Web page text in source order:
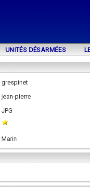
UNITÉS DÉSARMÉES
grespinet
jean-pierre
JPG
Marin